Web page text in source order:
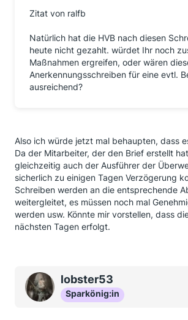
Zitat von ralfb
Natürlich hat die HVB nach diesen
heute nicht gezahlt. würdet Ihr noch
Maßnahmen ergreifen, oder wären
Anerkennungsschreiben für eine evtl.
ausreichend?
Also ich würde jetzt mal behaupten, dass
Da der Mitarbeiter, der den Brief erstellt
gleichzeitig auch der Ausführer der
sicherlich zu einigen Tagen Verzögerung
Schreiben werden an die entsprechende
weitergleitet, es müssen noch mal
werden usw. Könnte mir vorstellen, dass
nächsten Tagen erfolgt.
lobster53
Sparkönig:in